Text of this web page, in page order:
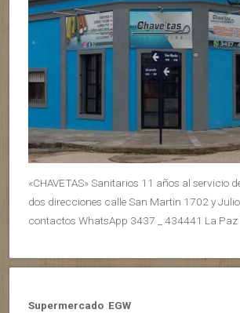
«CHAVETAS» Sanitarios 11 años al servicio
dos direcciones calle San Martin 1702 y
contactos WhatsApp 3437 _ 434441 La Paz
Supermercado EGW